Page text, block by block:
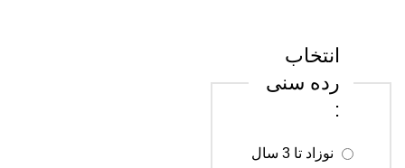
انتخاب
رده سنی
: